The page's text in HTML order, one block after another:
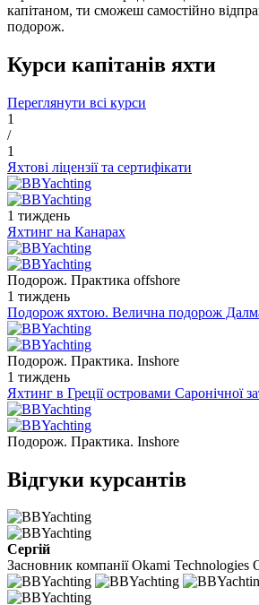
капітаном, ти сможеш самостійно
подорож.
Курси капітанів яхти
Переглянути всі курси
1
/
1
Яхтові ліцензії та сертифікати
1 тиждень
Яхтинг на Канарах
Подорож. Практика offshore
1 тиждень
Подорож яхтою. Велична подорож
Подорож. Практика. Inshore
1 тиждень
Яхтинг в Греції островами Саронічної
Подорож. Практика. Inshore
Відгуки курсантів
Сергій
Засновник компанії Okami Technologies